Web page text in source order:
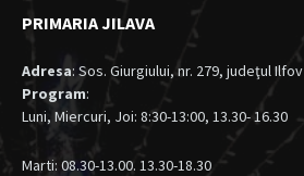
PRIMARIA JILAVA
Adresa: Sos. Giurgiului, nr. 279, judeţul Ilfov
Program:
Luni, Miercuri, Joi: 8:30-13:00, 13.30- 16.30
Marti: 08.30-13.00. 13.30-18.30